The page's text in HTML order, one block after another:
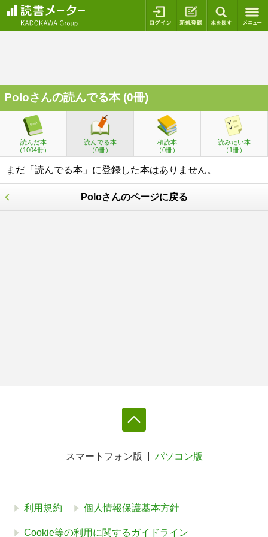
ログイン 新規登録
Poloさんの読んでる本 (0冊)
読んだ本
（1004冊）
読んでる本
（0冊）
積読本
（0冊）
読みたい本
（1冊）
まだ「読んでる本」に登録した本はありません。
Poloさんのページに戻る
スマートフォン版 パソコン版
利用規約 個人情報保護基本方針
Cookie等の利用に関するガイドライン